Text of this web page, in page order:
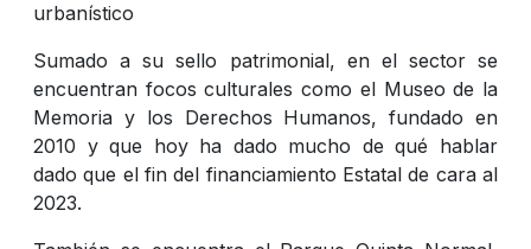
urbanístico
Sumado a su sello patrimonial, en el sector se
encuentran focos culturales como el Museo de la
Memoria y los Derechos Humanos, fundado en
2010 y que hoy ha dado mucho de qué hablar
dado que el fin del financiamiento Estatal de cara al
2023.